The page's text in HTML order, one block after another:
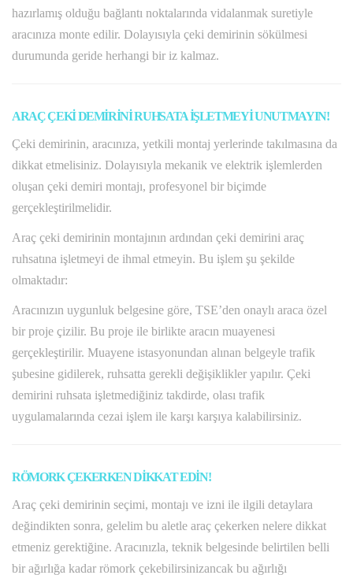
hazırlamış olduğu bağlantı noktalarında vidalanmak suretiyle
aracınıza monte edilir. Dolayısıyla çeki demirinin sökülmesi
durumunda geride herhangi bir iz kalmaz.
ARAÇ ÇEKİ DEMİRİNİ RUHSATA İŞLETMEYİ UNUTMAYIN!
Çeki demirinin, aracınıza, yetkili montaj yerlerinde takılmasına da
dikkat etmelisiniz. Dolayısıyla mekanik ve elektrik işlemlerden
oluşan çeki demiri montajı, profesyonel bir biçimde
gerçekleştirilmelidir.
Araç çeki demirinin montajının ardından çeki demirini araç
ruhsatına işletmeyi de ihmal etmeyin. Bu işlem şu şekilde
olmaktadır:
Aracınızın uygunluk belgesine göre, TSE’den onaylı araca özel
bir proje çizilir. Bu proje ile birlikte aracın muayenesi
gerçekleştirilir. Muayene istasyonundan alınan belgeyle trafik
şubesine gidilerek, ruhsatta gerekli değişiklikler yapılır. Çeki
demirini ruhsata işletmediğiniz takdirde, olası trafik
uygulamalarında cezai işlem ile karşı karşıya kalabilirsiniz.
RÖMORK ÇEKERKEN DİKKAT EDİN!
Araç çeki demirinin seçimi, montajı ve izni ile ilgili detaylara
değindikten sonra, gelelim bu aletle araç çekerken nelere dikkat
etmeniz gerektiğine. Aracınızla, teknik belgesinde belirtilen belli
bir ağırlığa kadar römork çekebilirsinizancak bu ağırlığı